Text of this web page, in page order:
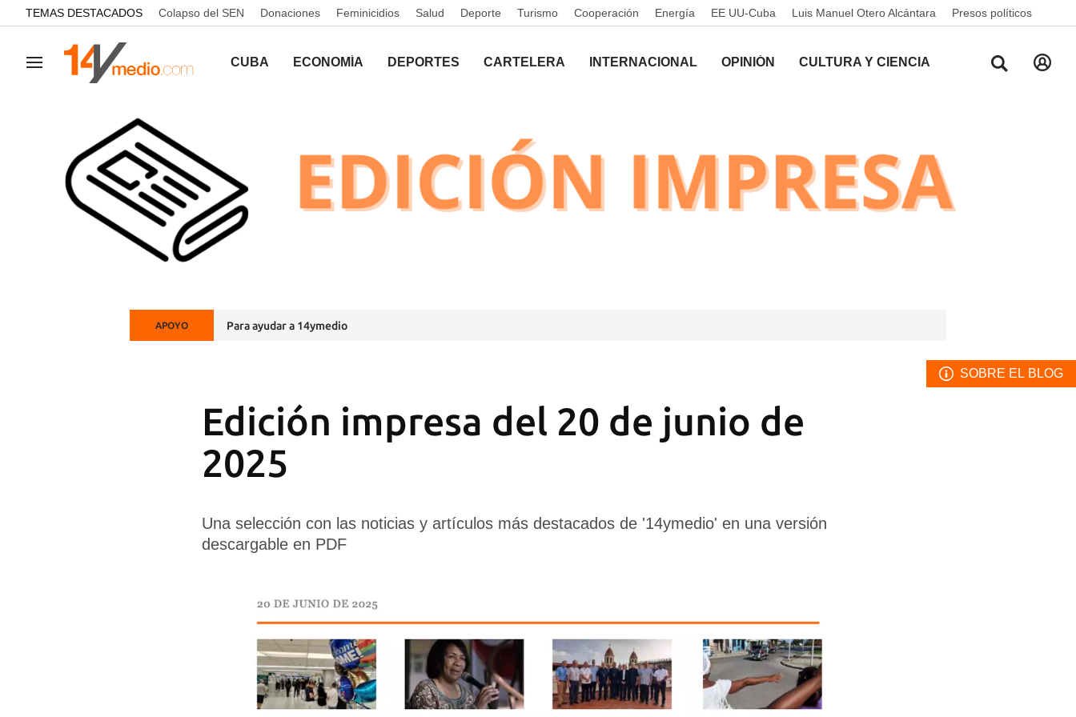
common.go-to-content
TEMAS DESTACADOS Colapso del SEN Donaciones Feminicidios Salud Deporte Turismo Cooperación Energía EE UU-Cuba Luis Manuel Otero Alcántara Presos políticos
Navegación CUBA ECONOMÍA DEPORTES CARTELERA INTERNACIONAL OPINIÓN CULTURA Y CIENCIA
APOYO Para ayudar a 14ymedio
SOBRE EL BLOG
Edición impresa del 20 de junio de
2025
Una selección con las noticias y artículos más destacados de '14ymedio' en una versión
descargable en PDF